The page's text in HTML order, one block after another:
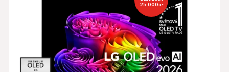
25 000Kč